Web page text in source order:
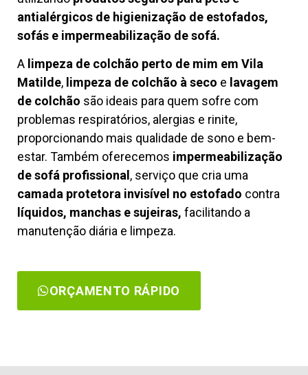
antialérgicos de higienização de estofados,
sofás e impermeabilização de sofá.
A limpeza de colchão perto de mim em Vila
Matilde, limpeza de colchão à seco e lavagem
de colchão são ideais para quem sofre com
problemas respiratórios, alergias e rinite,
proporcionando mais qualidade de sono e bem-
estar. Também oferecemos impermeabilização
de sofá profissional , serviço que cria uma
camada protetora invisível no estofado contra
líquidos, manchas e sujeiras, facilitando a
manutenção diária e limpeza.
ORÇAMENTO RÁPIDO